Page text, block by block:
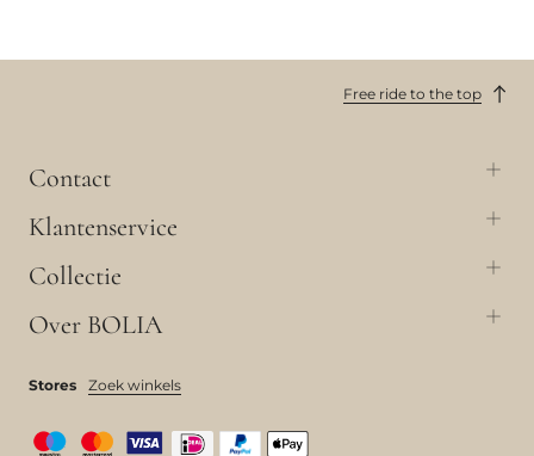
Free ride to the top
Contact
Klantenservice
Collectie
Over BOLIA
Stores Zoek winkels